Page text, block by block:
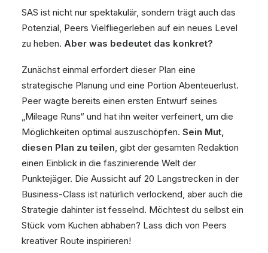
SAS ist nicht nur spektakulär, sondern trägt auch das
Potenzial, Peers Vielfliegerleben auf ein neues Level
zu heben. Aber was bedeutet das konkret?
Zunächst einmal erfordert dieser Plan eine
strategische Planung und eine Portion Abenteuerlust.
Peer wagte bereits einen ersten Entwurf seines
„Mileage Runs“ und hat ihn weiter verfeinert, um die
Möglichkeiten optimal auszuschöpfen. Sein Mut,
diesen Plan zu teilen, gibt der gesamten Redaktion
einen Einblick in die faszinierende Welt der
Punktejäger. Die Aussicht auf 20 Langstrecken in der
Business-Class ist natürlich verlockend, aber auch die
Strategie dahinter ist fesselnd. Möchtest du selbst ein
Stück vom Kuchen abhaben? Lass dich von Peers
kreativer Route inspirieren!